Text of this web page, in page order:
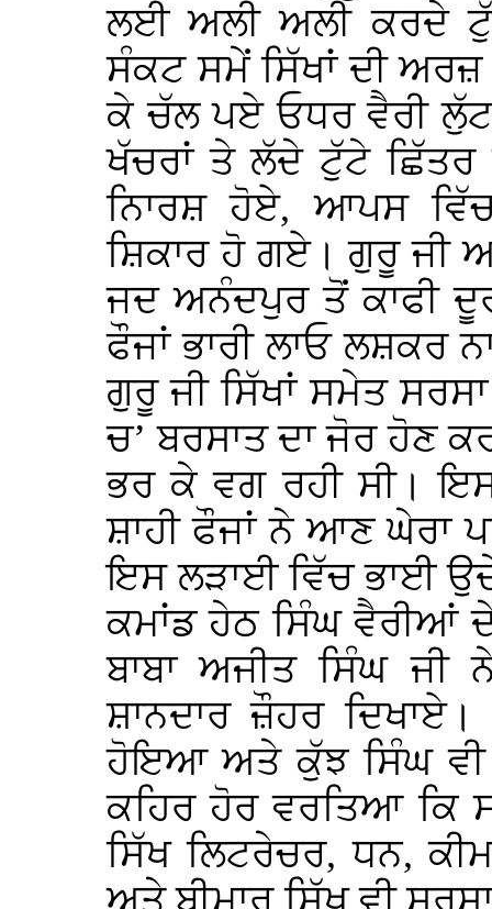
ਲਈ ਅਲੀ ਅਲੀ ਕਰਦੇ
ਸੰਕਟ ਸਮੇਂ ਸਿੱਖਾਂ ਦੀ
ਕੇ ਚੱਲ ਪਏ ਓਧਰ ਵੈਰੀ
ਖੱਚਰਾਂ ਤੇ ਲੱਦੇ ਟੁੱਟੇ
ਨਿਾਰਸ਼ ਹੋਏ, ਆਪਸ
ਸ਼ਿਕਾਰ ਹੋ ਗਏ। ਗੁਰੂ ਜੀ
ਜਦ ਅਨੰਦਪੁਰ ਤੋਂ ਕਾਫੀ
ਫੌਜਾਂ ਭਾਰੀ ਲਾਓ
ਗੁਰੂ ਜੀ ਸਿੱਖਾਂ ਸਮੇਤ
ਚ’ ਬਰਸਾਤ ਦਾ ਜੋਰ ਹੋਣ
ਭਰ ਕੇ ਵਗ ਰਹੀ ਸੀ।
ਸ਼ਾਹੀ ਫੌਜਾਂ ਨੇ ਆਣ ਘੇਰਾ
ਇਸ ਲੜਾਈ ਵਿੱਚ ਭਾਈ
ਕਮਾਂਡ ਹੇਠ ਸਿੰਘ ਵੈਰੀਆਂ
ਬਾਬਾ ਅਜੀਤ ਸਿੰਘ
ਸ਼ਾਨਦਾਰ ਜ਼ੌਹਰ
ਹੋਇਆ ਅਤੇ ਕੁੱਝ ਸਿੰਘ ਵੀ
ਕਹਿਰ ਹੋਰ ਵਰਤਿਆ ਕਿ
ਸਿੱਖ ਲਿਟਰੇਚਰ, ਧਨ,
ਅਤੇ ਬੀਮਾਰ ਸਿੱਖ ਵੀ